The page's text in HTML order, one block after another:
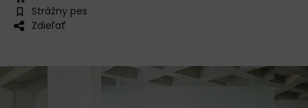
Strážny pes
Zdieľať